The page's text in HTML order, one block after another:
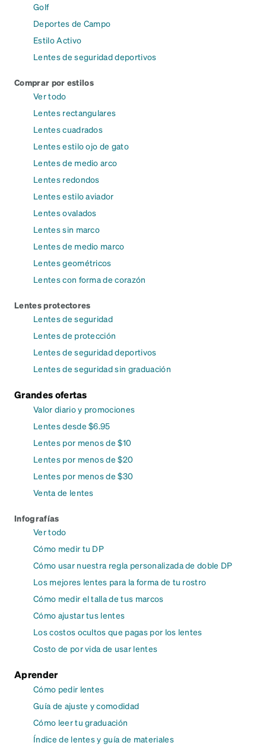
Golf
Deportes de Campo
Estilo Activo
Lentes de seguridad deportivos
Comprar por estilos
Ver todo
Lentes rectangulares
Lentes cuadrados
Lentes estilo ojo de gato
Lentes de medio arco
Lentes redondos
Lentes estilo aviador
Lentes ovalados
Lentes sin marco
Lentes de medio marco
Lentes geométricos
Lentes con forma de corazón
Lentes protectores
Lentes de seguridad
Lentes de protección
Lentes de seguridad deportivos
Lentes de seguridad sin graduación
Grandes ofertas
Valor diario y promociones
Lentes desde $6.95
Lentes por menos de $10
Lentes por menos de $20
Lentes por menos de $30
Venta de lentes
Infografías
Ver todo
Cómo medir tu DP
Cómo usar nuestra regla personalizada de doble DP
Los mejores lentes para la forma de tu rostro
Cómo medir el talla de tus marcos
Cómo ajustar tus lentes
Los costos ocultos que pagas por los lentes
Costo de por vida de usar lentes
Aprender
Cómo pedir lentes
Guía de ajuste y comodidad
Cómo leer tu graduación
Índice de lentes y guía de materiales